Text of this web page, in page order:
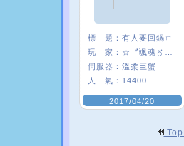
標 題： 有人要回鍋ㄇ
玩 家：
伺服器： 溫柔巨蟹
人 氣： 14400
2017/04/20